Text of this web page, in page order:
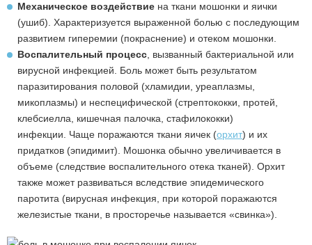
Механическое воздействие на ткани мошонки и яички
(ушиб). Характеризуется выраженной болью с последующим
развитием гиперемии (покраснение) и отеком мошонки.
Воспалительный процесс , вызванный бактериальной или
вирусной инфекцией. Боль может быть результатом
паразитирования половой (хламидии, уреаплазмы,
микоплазмы) и неспецифической (стрептококки, протей,
клебсиелла, кишечная палочка, стафилококки)
инфекции. Чаще поражаются ткани яичек (орхит) и их
придатков (эпидимит). Мошонка обычно увеличивается в
объеме (следствие воспалительного отека тканей). Орхит
также может развиваться вследствие эпидемического
паротита (вирусная инфекция, при которой поражаются
железистые ткани, в просторечье называется «свинка»).